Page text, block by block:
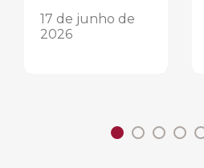
17 de junho de
2026